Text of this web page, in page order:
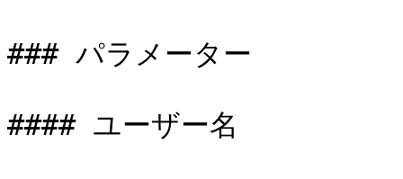
### パラメーター
#### ユーザー名